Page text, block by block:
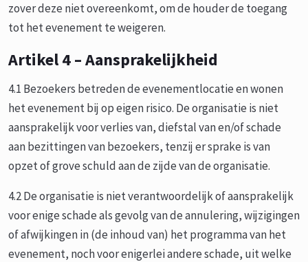
zover deze niet overeenkomt, om de houder de toegang
tot het evenement te weigeren.
Artikel 4 – Aansprakelijkheid
4.1 Bezoekers betreden de evenementlocatie en wonen
het evenement bij op eigen risico. De organisatie is niet
aansprakelijk voor verlies van, diefstal van en/of schade
aan bezittingen van bezoekers, tenzij er sprake is van
opzet of grove schuld aan de zijde van de organisatie.
4.2 De organisatie is niet verantwoordelijk of aansprakelijk
voor enige schade als gevolg van de annulering, wijzigingen
of afwijkingen in (de inhoud van) het programma van het
evenement, noch voor enigerlei andere schade, uit welke